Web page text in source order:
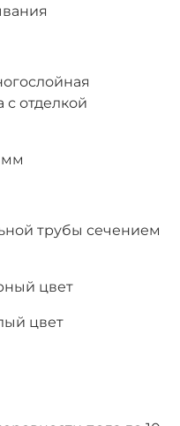
с отделкой
мм
трубы сечением
цвет
цвет